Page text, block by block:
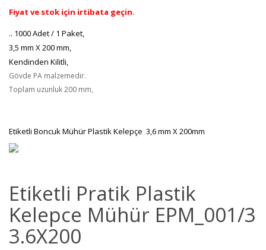
Fiyat ve stok için irtibata geçin.
.. 1000 Adet / 1 Paket,
3,5 mm X 200 mm,
Kendinden Kilitli,
Gövde PA malzemedir.
Toplam uzunluk 200 mm,
Etiketli Boncuk Mühür Plastik Kelepçe 3,6 mm X 200mm
Etiketli Pratik Plastik
Kelepce Mühür EPM_001/3
3.6X200